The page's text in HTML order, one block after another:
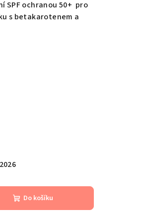
SPF ochranou 50+ pro
s betakarotenem a
Do košíku